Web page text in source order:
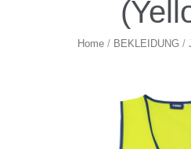
Home / BEKLEIDUNG /